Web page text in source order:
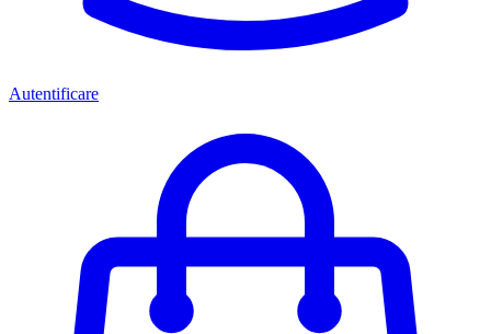
Autentificare